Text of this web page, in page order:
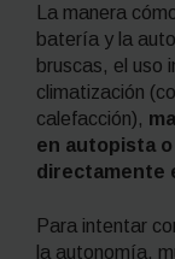
La manera
batería y la
bruscas, el uso
climatización
calefacción),
en autopista
directamente
Para intentar
la autonomía,